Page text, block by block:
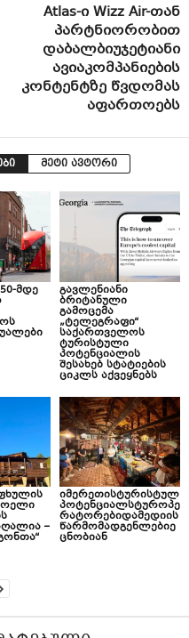
Atlas-ი Wizz Air-თან
პარტნიორობით
დაბალბიუჯეტიანი
ავიაკომპანიების
კონტენტზე წვდომას
აფართოებს
მეტი ავტორი
მდე გავლენიანი
ბრიტანული
გამოცემა
„ტელეგრაფი“
საქართველოს
ტურისტული
პოტენციალის
შესახებ სტატიების
ციკლს აქვეყნებს
–
იმერეთისტურისტულ
პოტენციალსტუროპე
რატორებიდამედიის
წარმომადგენლებიე
ცნობიან